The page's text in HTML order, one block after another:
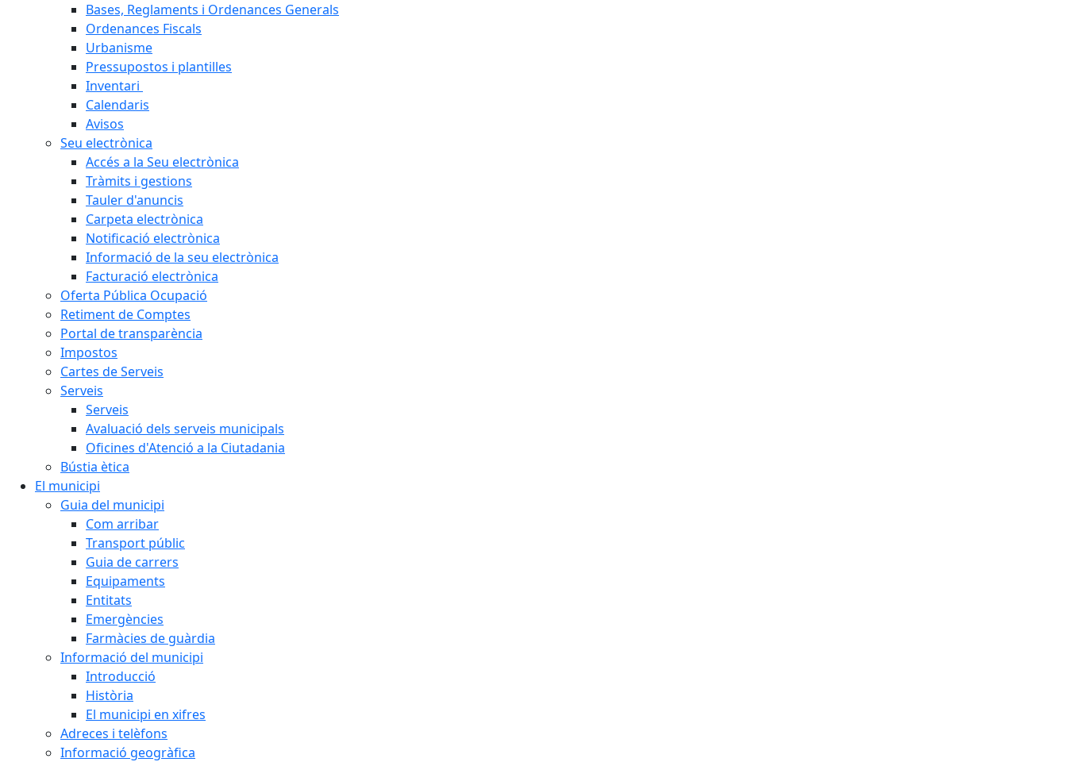
Bases, Reglaments i Ordenances Generals
Ordenances Fiscals
Urbanisme
Pressupostos i plantilles
Inventari
Calendaris
Avisos
Seu electrònica
Accés a la Seu electrònica
Tràmits i gestions
Tauler d'anuncis
Carpeta electrònica
Notificació electrònica
Informació de la seu electrònica
Facturació electrònica
Oferta Pública Ocupació
Retiment de Comptes
Portal de transparència
Impostos
Cartes de Serveis
Serveis
Serveis
Avaluació dels serveis municipals
Oficines d'Atenció a la Ciutadania
Bústia ètica
El municipi
Guia del municipi
Com arribar
Transport públic
Guia de carrers
Equipaments
Entitats
Emergències
Farmàcies de guàrdia
Informació del municipi
Introducció
Història
El municipi en xifres
Adreces i telèfons
Informació geogràfica